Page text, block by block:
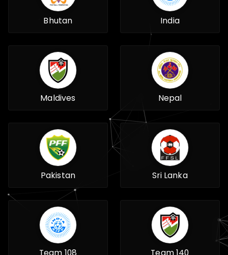
Bhutan India
Maldives Nepal
Pakistan Sri Lanka